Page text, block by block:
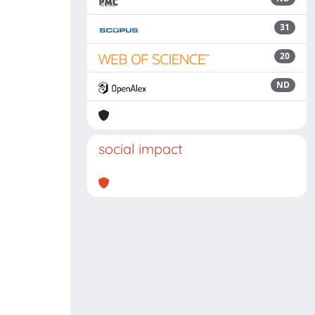
31
20
ND
social impact